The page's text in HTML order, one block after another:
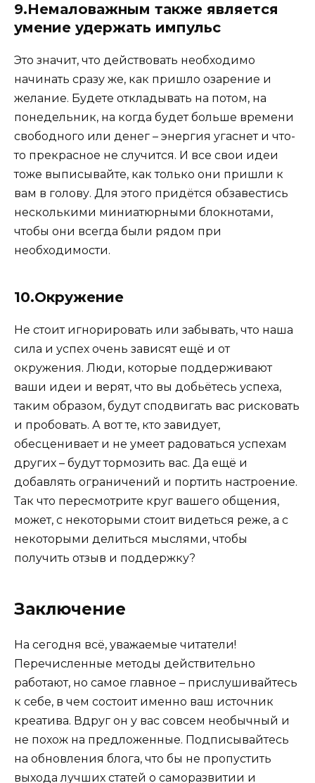
9.Немаловажным также является
умение удержать импульс
Это значит, что действовать необходимо
начинать сразу же, как пришло озарение и
желание. Будете откладывать на потом, на
понедельник, на когда будет больше времени
свободного или денег – энергия угаснет и что-
то прекрасное не случится. И все свои идеи
тоже выписывайте, как только они пришли к
вам в голову. Для этого придётся обзавестись
несколькими миниатюрными блокнотами,
чтобы они всегда были рядом при
необходимости.
10.Окружение
Не стоит игнорировать или забывать, что наша
сила и успех очень зависят ещё и от
окружения. Люди, которые поддерживают
ваши идеи и верят, что вы добьётесь успеха,
таким образом, будут сподвигать вас рисковать
и пробовать. А вот те, кто завидует,
обесценивает и не умеет радоваться успехам
других – будут тормозить вас. Да ещё и
добавлять ограничений и портить настроение.
Так что пересмотрите круг вашего общения,
может, с некоторыми стоит видеться реже, а с
некоторыми делиться мыслями, чтобы
получить отзыв и поддержку?
Заключение
На сегодня всё, уважаемые читатели!
Перечисленные методы действительно
работают, но самое главное – прислушивайтесь
к себе, в чем состоит именно ваш источник
креатива. Вдруг он у вас совсем необычный и
не похож на предложенные. Подписывайтесь
на обновления блога, что бы не пропустить
выхода лучших статей о саморазвитии и